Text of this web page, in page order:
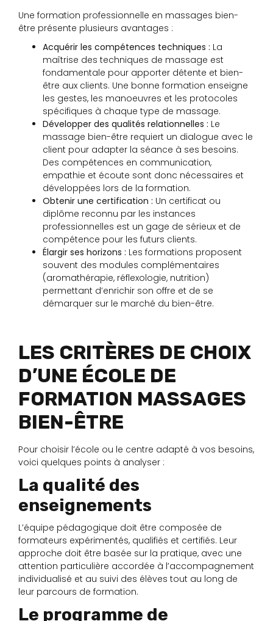
Une formation professionnelle en massages bien-
être présente plusieurs avantages :
Acquérir les compétences techniques : La
maîtrise des techniques de massage est
fondamentale pour apporter détente et bien-
être aux clients. Une bonne formation enseigne
les gestes, les manoeuvres et les protocoles
spécifiques à chaque type de massage.
Développer des qualités relationnelles : Le
massage bien-être requiert un dialogue avec le
client pour adapter la séance à ses besoins.
Des compétences en communication,
empathie et écoute sont donc nécessaires et
développées lors de la formation.
Obtenir une certification : Un certificat ou
diplôme reconnu par les instances
professionnelles est un gage de sérieux et de
compétence pour les futurs clients.
Élargir ses horizons : Les formations proposent
souvent des modules complémentaires
(aromathérapie, réflexologie, nutrition)
permettant d’enrichir son offre et de se
démarquer sur le marché du bien-être.
LES CRITÈRES DE CHOIX
D’UNE ÉCOLE DE
FORMATION MASSAGES
BIEN-ÊTRE
Pour choisir l’école ou le centre adapté à vos besoins,
voici quelques points à analyser :
La qualité des
enseignements
L’équipe pédagogique doit être composée de
formateurs expérimentés, qualifiés et certifiés. Leur
approche doit être basée sur la pratique, avec une
attention particulière accordée à l’accompagnement
individualisé et au suivi des élèves tout au long de
leur parcours de formation.
Le programme de